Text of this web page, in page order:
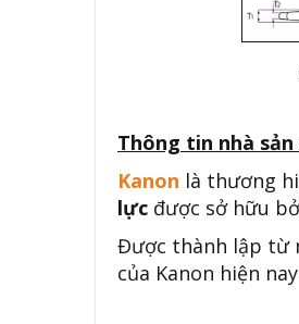
Thông tin nhà
Kanon là thương
lực được sở hữu
Được thành lập từ
của Kanon hiện